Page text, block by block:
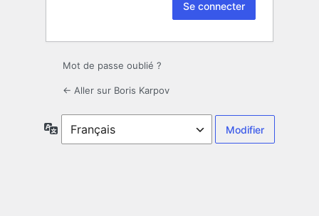
Mot de passe oublié ?
← Aller sur Boris Karpov
Langue